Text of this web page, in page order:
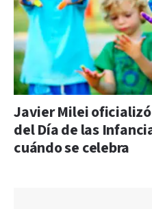
Javier Milei
del Día de las
cuándo se celebra